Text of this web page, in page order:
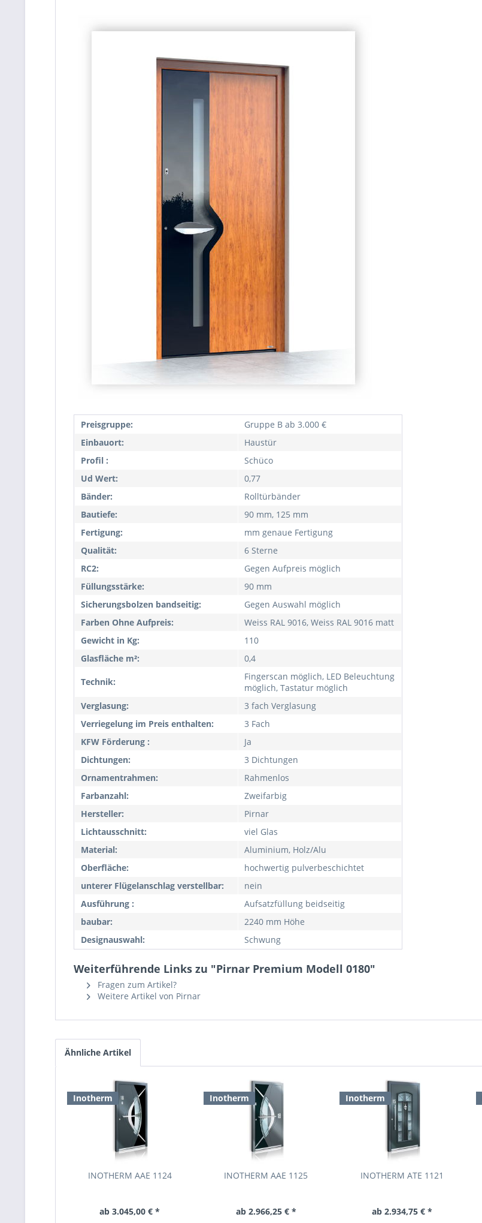
Preisgruppe:
Gruppe B ab 3.000 €
Einbauort:
Haustür
Profil :
Schüco
Ud Wert:
0,77
Bänder:
Rolltürbänder
Bautiefe:
90 mm, 125 mm
Fertigung:
mm genaue Fertigung
Qualität:
6 Sterne
RC2:
Gegen Aufpreis möglich
Füllungsstärke:
90 mm
Sicherungsbolzen bandseitig:
Gegen Auswahl möglich
Farben Ohne Aufpreis:
Weiss RAL 9016, Weiss RAL 9016 matt
Gewicht in Kg:
110
Glasfläche m²:
0,4
Technik:
Fingerscan möglich, LED Beleuchtung
möglich, Tastatur möglich
Verglasung:
3 fach Verglasung
Verriegelung im Preis enthalten:
3 Fach
KFW Förderung :
Ja
Dichtungen:
3 Dichtungen
Ornamentrahmen:
Rahmenlos
Farbanzahl:
Zweifarbig
Hersteller:
Pirnar
Lichtausschnitt:
viel Glas
Material:
Aluminium, Holz/Alu
Oberfläche:
hochwertig pulverbeschichtet
unterer Flügelanschlag verstellbar:
nein
Ausführung :
Aufsatzfüllung beidseitig
baubar:
2240 mm Höhe
Designauswahl:
Schwung
Weiterführende Links zu "Pirnar Premium Modell 0180"
Fragen zum Artikel?
Weitere Artikel von Pirnar
Ähnliche Artikel
Inotherm
INOTHERM AAE 1124
ab 3.045,00 € *
Inotherm
INOTHERM AAE 1125
ab 2.966,25 € *
Inotherm
INOTHERM ATE 1121
ab 2.934,75 € *